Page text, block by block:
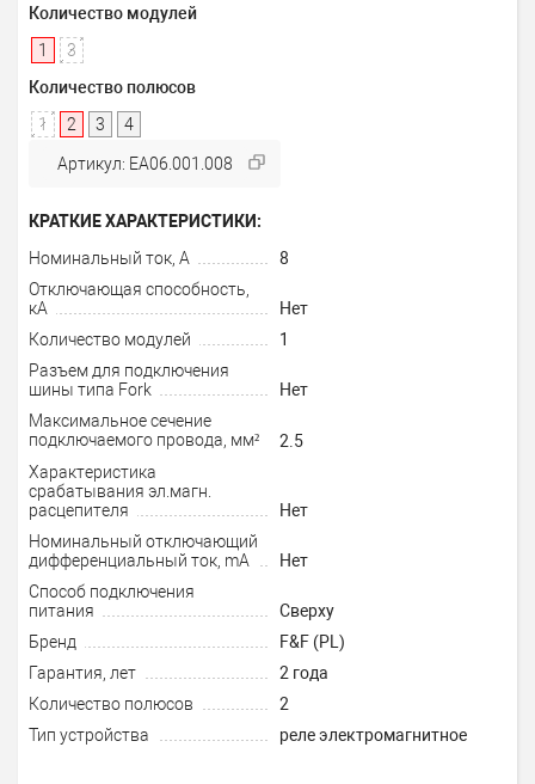
Количество модулей
1
3
Количество полюсов
1
2 3 4
Артикул: EA06.001.008
КРАТКИЕ ХАРАКТЕРИСТИКИ:
Номинальный ток, А
8
Отключающая способность,
кА
Нет
Количество модулей
1
Разъем для подключения
шины типа Fork
Нет
Максимальное сечение
подключаемого провода, мм²
2.5
Характеристика
срабатывания эл.магн.
расцепителя
Нет
Номинальный отключающий
дифференциальный ток, mA
Нет
Способ подключения
питания
Сверху
Бренд
F&F (PL)
Гарантия, лет
2 года
Количество полюсов
2
Тип устройства
реле электромагнитное